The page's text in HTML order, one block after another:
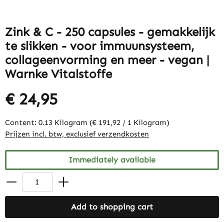
Zink & C - 250 capsules - gemakkelijk
te slikken - voor immuunsysteem,
collageenvorming en meer - vegan |
Warnke Vitalstoffe
€ 24,95
Content: 0.13 Kilogram (€ 191,92 / 1 Kilogram)
Prijzen incl. btw, exclusief verzendkosten
Immediately available
Add to shopping cart